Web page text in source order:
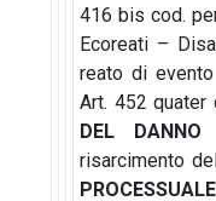
416 bis cod.
Ecoreati –
reato di
Art. 452 quater
DEL DANNO
risarcimento